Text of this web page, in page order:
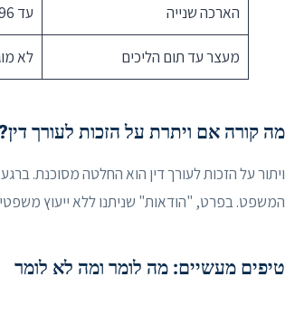
הארכה שנייה עד 96 שעות סה"כ
מעצר עד תום הליכים לא
מה קורה אם ויתרת על הזכות לעורך
ויתור על הזכות לעורך דין הוא החלטה מסוכנת.
המשפט. בפרט, "הודאות" שניתנו ללא ייעוץ
טיפים מעשיים: מה לומר ומה לא לומר